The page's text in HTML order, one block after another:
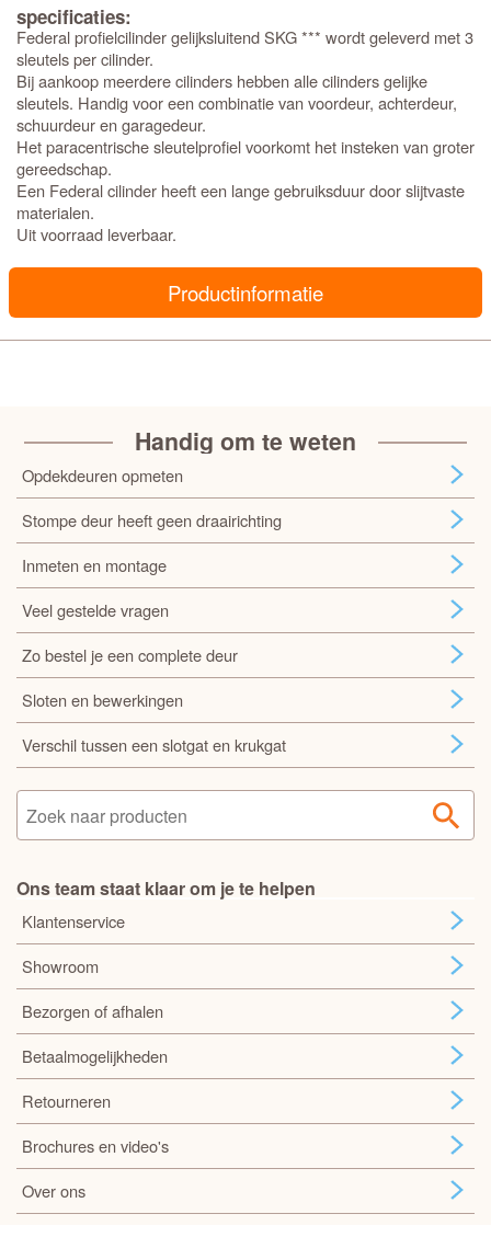
specificaties:
Federal profielcilinder gelijksluitend SKG *** wordt geleverd met 3
sleutels per cilinder.
Bij aankoop meerdere cilinders hebben alle cilinders gelijke
sleutels. Handig voor een combinatie van voordeur, achterdeur,
schuurdeur en garagedeur.
Het paracentrische sleutelprofiel voorkomt het insteken van groter
gereedschap.
Een Federal cilinder heeft een lange gebruiksduur door slijtvaste
materialen.
Uit voorraad leverbaar.
Productinformatie
Handig om te weten
Opdekdeuren opmeten
Stompe deur heeft geen draairichting
Inmeten en montage
Veel gestelde vragen
Zo bestel je een complete deur
Sloten en bewerkingen
Verschil tussen een slotgat en krukgat
Ons team staat klaar om je te helpen
Klantenservice
Showroom
Bezorgen of afhalen
Betaalmogelijkheden
Retourneren
Brochures en video's
Over ons